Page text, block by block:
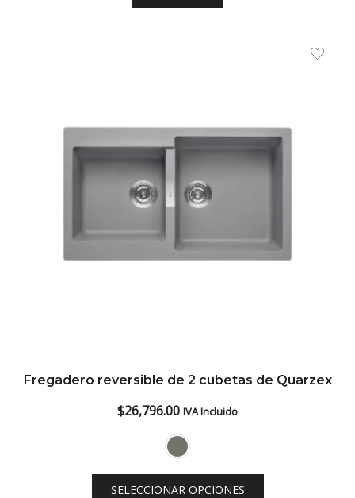
Fregadero reversible de 2 cubetas de Quarzex
$26,796.00 IVA Incluido
SELECCIONAR OPCIONES